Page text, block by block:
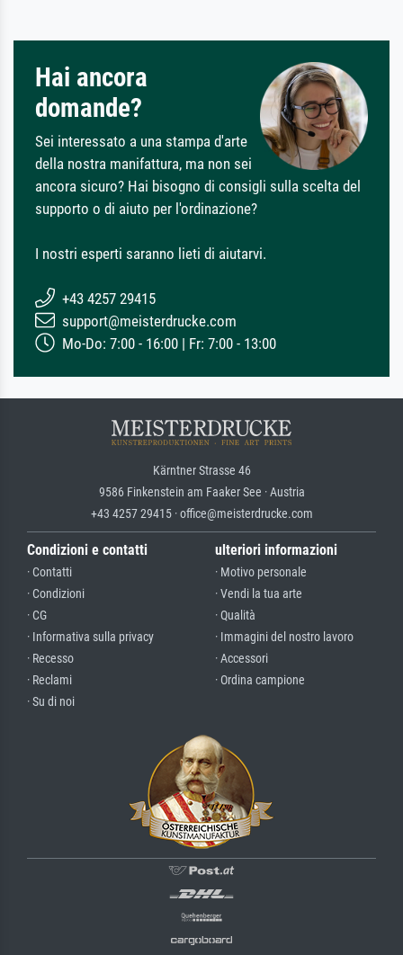
Hai ancora
domande?
Sei interessato a una stampa d'arte
della nostra manifattura, ma non sei
ancora sicuro? Hai bisogno di consigli sulla scelta del
supporto o di aiuto per l'ordinazione?
I nostri esperti saranno lieti di aiutarvi.
+43 4257 29415
support@meisterdrucke.com
Mo-Do: 7:00 - 16:00 | Fr: 7:00 - 13:00
Kärntner Strasse 46
9586 Finkenstein am Faaker See · Austria
+43 4257 29415 · office@meisterdrucke.com
Condizioni e contatti
· Contatti
· Condizioni
· CG
· Informativa sulla privacy
· Recesso
· Reclami
· Su di noi
ulteriori informazioni
· Motivo personale
· Vendi la tua arte
· Qualità
· Immagini del nostro lavoro
· Accessori
· Ordina campione